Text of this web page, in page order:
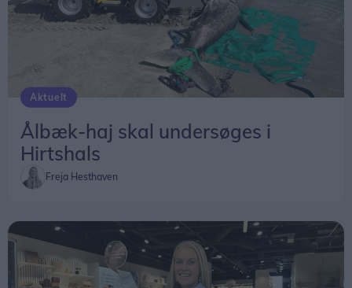
butikker.
Det svarer til et gennemsnit på omkring 20.000
kroner per medarbejder i de omfattede butikker.
Aktuelt
Ålbæk-haj skal undersøges i
Hirtshals
Freja Hesthaven